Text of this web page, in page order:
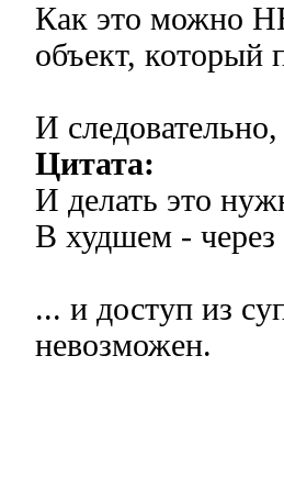
Как это можно
объект, который
И
Цитата:
И делать это
В худшем - через
... и доступ из
невозможен.